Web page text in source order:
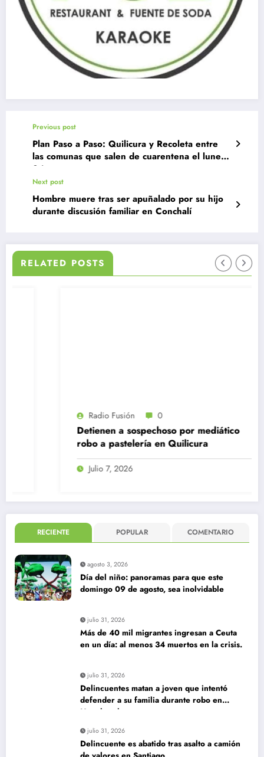
Previous post
Plan Paso a Paso: Quilicura y Recoleta entre
las comunas que salen de cuarentena el lunes
24
Next post
Hombre muere tras ser apuñalado por su hijo
durante discusión familiar en Conchalí
RELATED POSTS
Radio Fusión 0
Detienen a sospechoso por mediático
robo a pastelería en Quilicura
Julio 7, 2026
RECIENTE POPULAR COMENTARIO
agosto 3, 2026
Día del niño: panoramas para que este
domingo 09 de agosto, sea inolvidable
julio 31, 2026
Más de 40 mil migrantes ingresan a Ceuta
en un día: al menos 34 muertos en la crisis.
julio 31, 2026
Delincuentes matan a joven que intentó
defender a su familia durante robo en
Huechuraba
julio 31, 2026
Delincuente es abatido tras asalto a camión